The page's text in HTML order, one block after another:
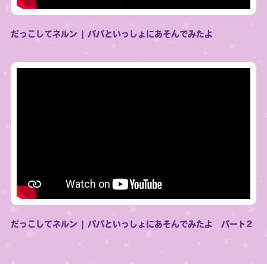
だっこしてネルン | パパといっしょにあそんでみたよ
だっこしてネルン | パパといっしょにあそんでみたよ パート2